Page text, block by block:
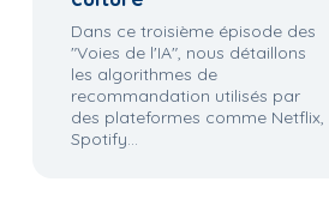
Dans ce troisième épisode des
"Voies de l'IA", nous détaillons
les algorithmes de
recommandation utilisés par
des plateformes comme Netflix,
Spotify...